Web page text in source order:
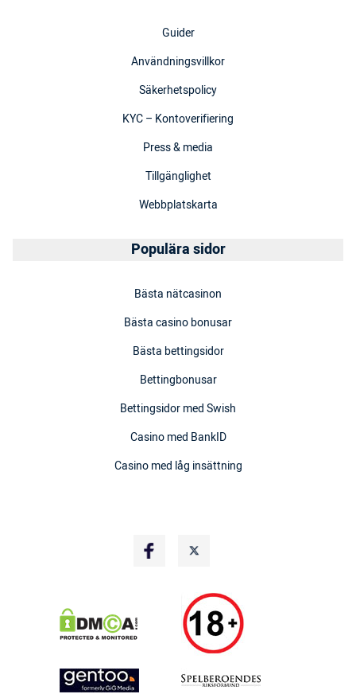
Guider
Användningsvillkor
Säkerhetspolicy
KYC – Kontoverifiering
Press & media
Tillgänglighet
Webbplatskarta
Populära sidor
Bästa nätcasinon
Bästa casino bonusar
Bästa bettingsidor
Bettingbonusar
Bettingsidor med Swish
Casino med BankID
Casino med låg insättning